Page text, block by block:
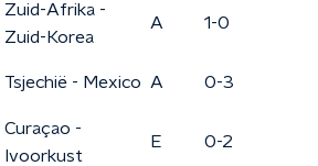
Zuid-Afrika -
Zuid-Korea
A 1-0
Tsjechië - Mexico A 0-3
Curaçao -
Ivoorkust
E 0-2